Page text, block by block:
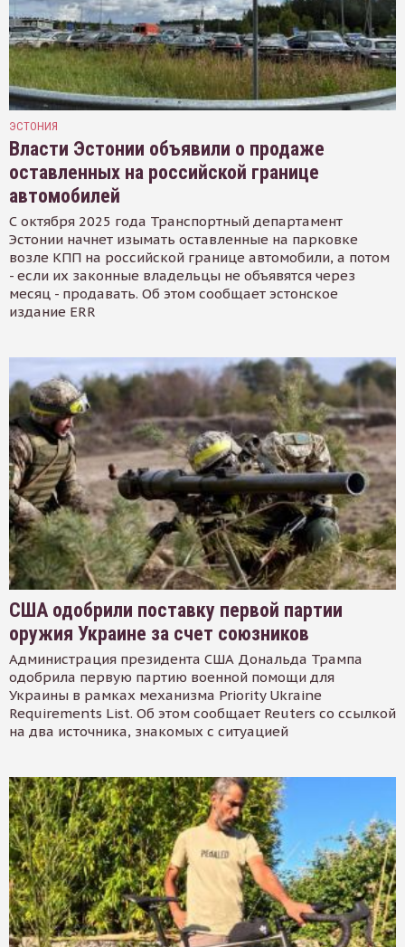
ЭСТОНИЯ
Власти Эстонии объявили о продаже
оставленных на российской границе
автомобилей
С октября 2025 года Транспортный департамент
Эстонии начнет изымать оставленные на парковке
возле КПП на российской границе автомобили, а потом
- если их законные владельцы не объявятся через
месяц - продавать. Об этом сообщает эстонское
издание ERR
США одобрили поставку первой партии
оружия Украине за счет союзников
Администрация президента США Дональда Трампа
одобрила первую партию военной помощи для
Украины в рамках механизма Priority Ukraine
Requirements List. Об этом сообщает Reuters со ссылкой
на два источника, знакомых с ситуацией